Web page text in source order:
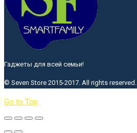
Гаджеты для всей семьи!
© Seven Store 2015-2017. All rights reserved.
Go to Top